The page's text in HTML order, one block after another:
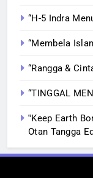
“H-5 Indra
“Membela
“Rangga &
“TINGGAL
‟Keep Earth
Otan Tangga